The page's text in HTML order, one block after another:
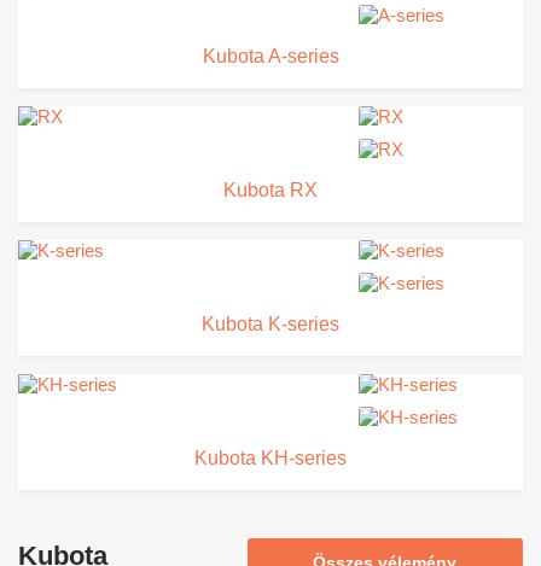
Kubota A-series
Kubota RX
Kubota K-series
Kubota KH-series
Kubota